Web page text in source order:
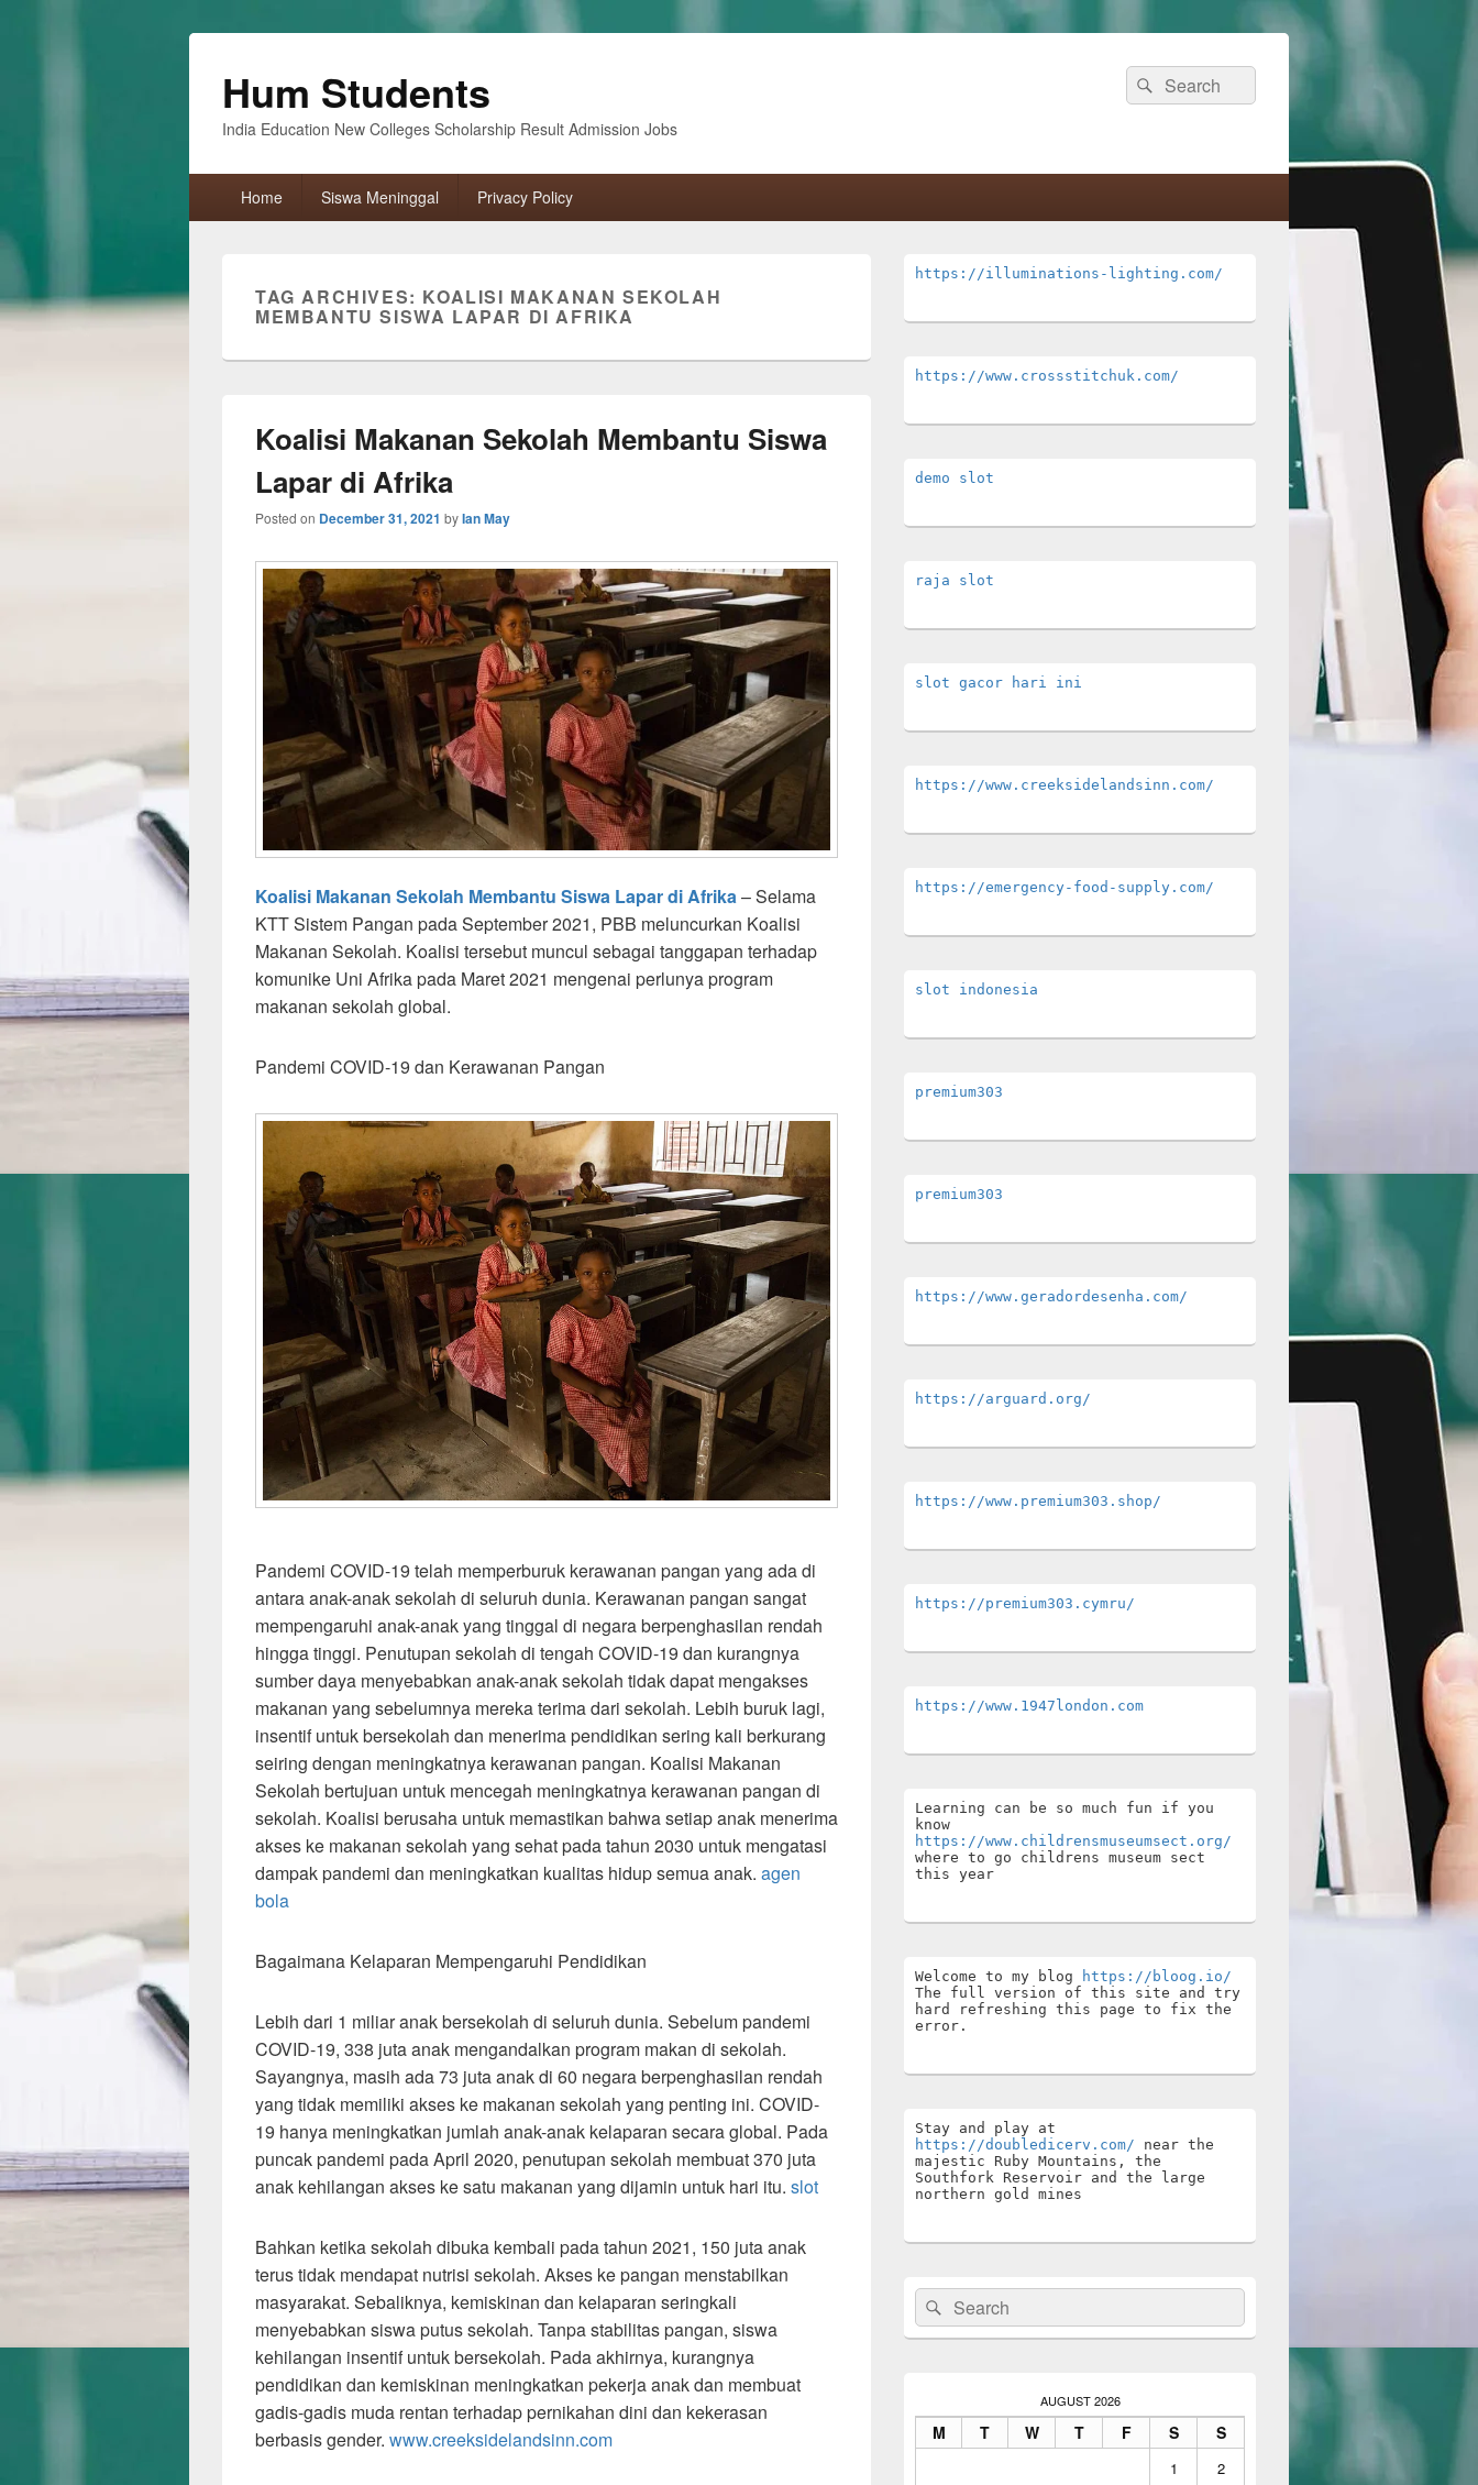
Hum Students
India Education New Colleges Scholarship Result Admission Jobs
Search
for:
Search
Home Siswa Meninggal Privacy Policy
TAG ARCHIVES: KOALISI MAKANAN SEKOLAH
MEMBANTU SISWA LAPAR DI AFRIKA
Koalisi Makanan Sekolah Membantu Siswa
Lapar di Afrika
Posted on December 31, 2021 byIan May
Koalisi Makanan Sekolah Membantu Siswa Lapar di Afrika– Selama
KTT Sistem Pangan pada September 2021, PBB meluncurkan Koalisi
Makanan Sekolah. Koalisi tersebut muncul sebagai tanggapan terhadap
komunike Uni Afrika pada Maret 2021 mengenai perlunya program
makanan sekolah global.
Pandemi COVID-19 dan Kerawanan Pangan
Pandemi COVID-19 telah memperburuk kerawanan pangan yang ada di
antara anak-anak sekolah di seluruh dunia. Kerawanan pangan sangat
mempengaruhi anak-anak yang tinggal di negara berpenghasilan rendah
hingga tinggi. Penutupan sekolah di tengah COVID-19 dan kurangnya
sumber daya menyebabkan anak-anak sekolah tidak dapat mengakses
makanan yang sebelumnya mereka terima dari sekolah. Lebih buruk lagi,
insentif untuk bersekolah dan menerima pendidikan sering kali berkurang
seiring dengan meningkatnya kerawanan pangan. Koalisi Makanan
Sekolah bertujuan untuk mencegah meningkatnya kerawanan pangan di
sekolah. Koalisi berusaha untuk memastikan bahwa setiap anak menerima
akses ke makanan sekolah yang sehat pada tahun 2030 untuk mengatasi
dampak pandemi dan meningkatkan kualitas hidup semua anak. agen
bola
Bagaimana Kelaparan Mempengaruhi Pendidikan
Lebih dari 1 miliar anak bersekolah di seluruh dunia. Sebelum pandemi
COVID-19, 338 juta anak mengandalkan program makan di sekolah.
Sayangnya, masih ada 73 juta anak di 60 negara berpenghasilan rendah
yang tidak memiliki akses ke makanan sekolah yang penting ini. COVID-
19 hanya meningkatkan jumlah anak-anak kelaparan secara global. Pada
puncak pandemi pada April 2020, penutupan sekolah membuat 370 juta
anak kehilangan akses ke satu makanan yang dijamin untuk hari itu. slot
Bahkan ketika sekolah dibuka kembali pada tahun 2021, 150 juta anak
terus tidak mendapat nutrisi sekolah. Akses ke pangan menstabilkan
masyarakat. Sebaliknya, kemiskinan dan kelaparan seringkali
menyebabkan siswa putus sekolah. Tanpa stabilitas pangan, siswa
kehilangan insentif untuk bersekolah. Pada akhirnya, kurangnya
pendidikan dan kemiskinan meningkatkan pekerja anak dan membuat
gadis-gadis muda rentan terhadap pernikahan dini dan kekerasan
berbasis gender. www.creeksidelandsinn.com
Primary
Sidebar
Area
https://illuminations-lighting.com/
https://www.crossstitchuk.com/
demo slot
raja slot
slot gacor hari ini
https://www.creeksidelandsinn.com/
https://emergency-food-supply.com/
slot indonesia
premium303
premium303
https://www.geradordesenha.com/
https://arguard.org/
https://www.premium303.shop/
https://premium303.cymru/
https://www.1947london.com
Learning can be so much fun if you
https://www.childrensmuseumsect.org/
where to go childrens museum sect
this year
Welcome to my blog
https://bloog.io/
The full version of this site and try
hard refreshing this page to fix the
error.
https://doubledicerv.com/ near the
majestic Ruby Mountains, the
Southfork Reservoir and the large
northern gold mines
Search
for:
Search
AUGUST 2026
M T W T F S S
1
2